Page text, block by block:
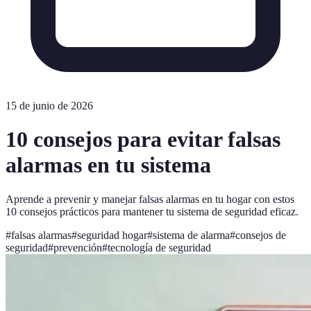
15 de junio de 2026
10 consejos para evitar falsas
alarmas en tu sistema
Aprende a prevenir y manejar falsas alarmas en tu hogar con estos
10 consejos prácticos para mantener tu sistema de seguridad eficaz.
#falsas alarmas#seguridad hogar#sistema de alarma#consejos de
seguridad#prevención#tecnología de seguridad